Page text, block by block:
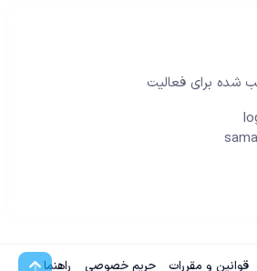
شده برای فعالیت
قوانین و مقررات حریم خصوصی راهنما